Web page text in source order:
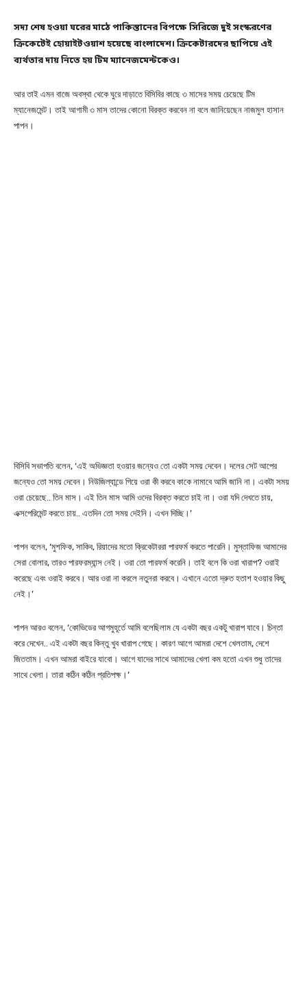
সদ্য শেষ হওয়া ঘরের মাঠে পাকিস্তানের বিপক্ষে সিরিজে দুই সংস্করণের
ক্রিকেটেই হোয়াইটওয়াশ হয়েছে বাংলাদেশ। ক্রিকেটারদের ছাপিয়ে এই
ব্যর্থতার দায় নিতে হয় টিম ম্যানেজমেন্টকেও।
আর তাই এমন বাজে অবস্থা থেকে ঘুরে দাড়াতে বিসিবির কাছে ৩ মাসের সময় চেয়েছে টিম
ম্যানেজমেন্ট। তাই আগামী ৩ মাস তাদের কোনো বিরক্ত করবেন না বলে জানিয়েছেন নাজমুল হাসান
পাপন।
বিসিবি সভাপতি বলেন, ‘এই অভিজ্ঞতা হওয়ার জন্যেও তো একটা সময় দেবেন। দলের সেট আপের
জন্যেও তো সময় দেবেন। নিউজিল্যান্ডে গিয়ে ওরা কী করবে কাকে নামাবে আমি জানি না। একটা সময়
ওরা চেয়েছে.. তিন মাস। এই তিন মাস আমি ওদের বিরক্ত করতে চাই না। ওরা যদি দেখতে চায়,
এক্সপেরিমেন্ট করতে চায়.. এতদিন তো সময় দেইনি। এখন দিচ্ছি।’
পাপন বলেন, ‘মুশফিক, সাকিব, রিয়াদের মতো ক্রিকেটাররা পারফর্ম করতে পারেনি। মুস্তাফিজ আমাদের
সেরা বোলার, তারও পারফরম্যান্স নেই। ওরা তো পারফর্ম করেনি। তাই বলে কি ওরা খারাপ? ওরাই
করেছে এবং ওরাই করবে। আর ওরা না করলে নতুনরা করবে। এখানে এতো দ্রুত হতাশ হওয়ার কিছু
নেই।’
পাপন আরও বলেন, ‘কোভিডের আগমুহূর্তে আমি বলেছিলাম যে একটা বছর একটু খারাপ যাবে। চিন্তা
করে দেখেন.. এই একটা বছর কিন্তু খুব খারাপ গেছে। কারণ আগে আমরা দেশে খেলতাম, দেশে
জিততাম। এখন আমরা বাইরে যাবো। আগে যাদের সাথে আমাদের খেলা কম হতো এখন শুধু তাদের
সাথে খেলা। তারা কঠিন কঠিন প্রতিপক্ষ।’